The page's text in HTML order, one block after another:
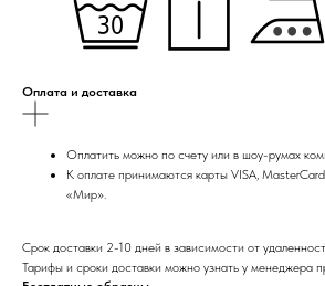
Оплата и доставка
Оплатить можно по счету или в шоу-румах
К оплате принимаются карты VISA,
«Мир».
Срок доставки 2-10 дней в зависимости от
Тарифы и сроки доставки можно узнать у менеджера